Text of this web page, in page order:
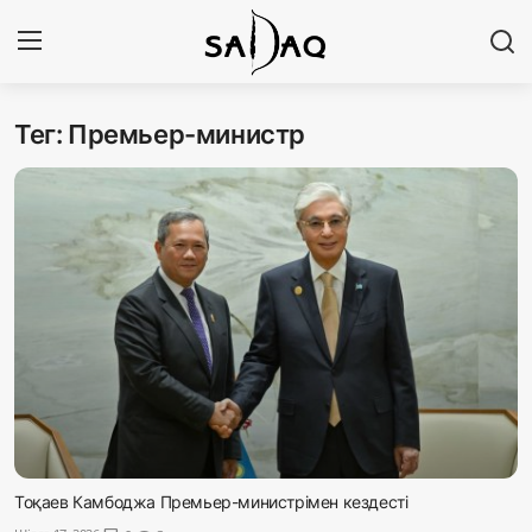
Кіру Тіркелу
Редакциялық байланыстар
Материалдарды қолдану тәртібі
Sadaq TV
Экономика
Тег: Премьер-министр
Тоқаев Камбоджа Премьер-министрімен кездесті